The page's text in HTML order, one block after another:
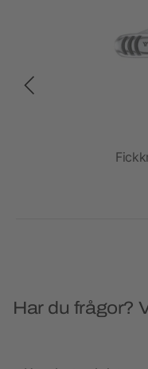
Har du frågor?